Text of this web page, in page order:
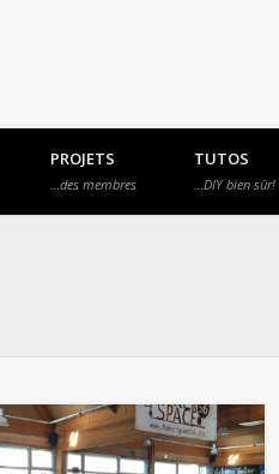
PROJETS
…des membres
TUTOS
…DIY bien sûr!